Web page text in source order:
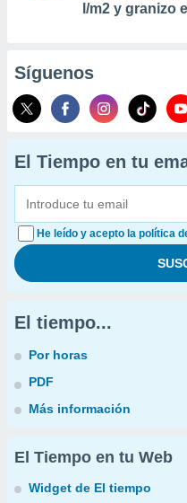
l/m2 y granizo
Síguenos
El Tiempo en tu
He leído y acepto la política
El tiempo...
Por horas
PDF
Más información
El Tiempo en tu Web
Widget de El tiempo